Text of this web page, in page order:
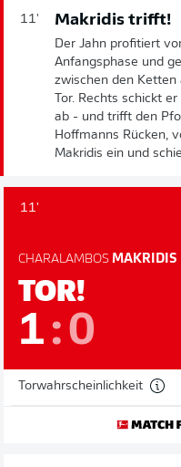
11' Makridis trifft!
Der Jahn profitiert
Anfangsphase und
zwischen den Ketten
Tor. Rechts schickt
ab - und trifft den
Hoffmanns Rücken,
Makridis ein und
11'
CHARALAMBOS MAKRIDIS
TOR!
1:0
Torwahrscheinlichkeit